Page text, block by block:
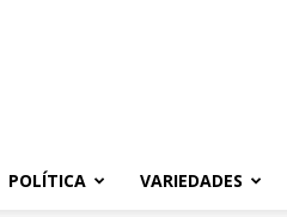
POLÍTICA VARIEDADES